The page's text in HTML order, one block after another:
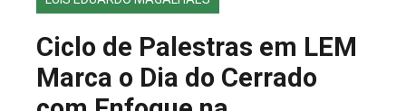
FALE CONOSCO
Ciclo de Palestras em LEM
Marca o Dia do Cerrado